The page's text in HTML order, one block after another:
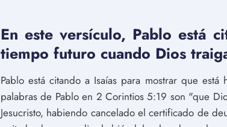
En este versículo, Pablo está
tiempo futuro cuando Dios
Pablo está citando a Isaías para mostrar que
palabras de Pablo en 2 Corintios 5:19 son "que
Jesucristo, habiendo cancelado el certificado de